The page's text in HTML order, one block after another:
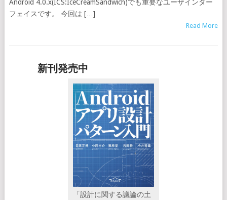
Android 4.0.x(ICS:IceCreamSandwich)でも重要なユーザインター
フェイスです。 今回は […]
Read More
新刊発売中
「設計に関する議論の土